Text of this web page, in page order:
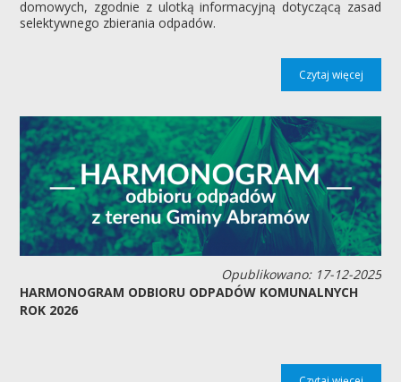
domowych, zgodnie z ulotką informacyjną dotyczącą zasad
selektywnego zbierania odpadów.
Czytaj więcej
Opublikowano: 17-12-2025
HARMONOGRAM ODBIORU ODPADÓW KOMUNALNYCH
ROK 2026